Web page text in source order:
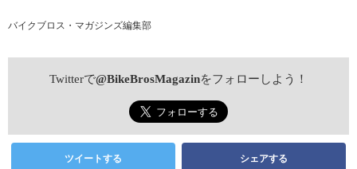
バイクブロス・マガジンズ編集部
Twitterで@BikeBrosMagazinをフォローしよう！
ツイートする シェアする